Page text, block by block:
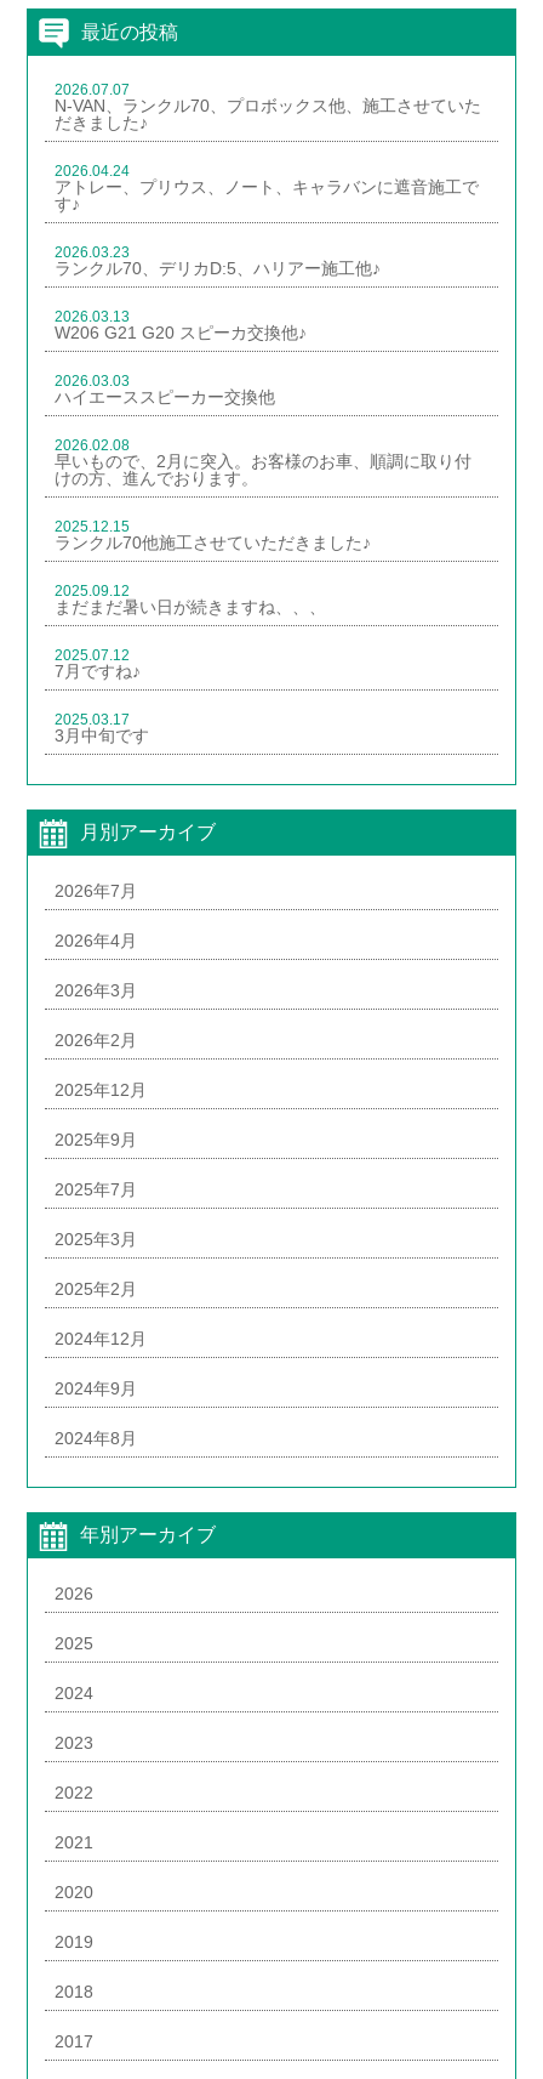
最近の投稿
2026.07.07
N-VAN、ランクル70、プロボックス他、施工させていた
だきました♪
2026.04.24
アトレー、プリウス、ノート、キャラバンに遮音施工で
す♪
2026.03.23
ランクル70、デリカD:5、ハリアー施工他♪
2026.03.13
W206 G21 G20 スピーカ交換他♪
2026.03.03
ハイエーススピーカー交換他
2026.02.08
早いもので、2月に突入。お客様のお車、順調に取り付
けの方、進んでおります。
2025.12.15
ランクル70他施工させていただきました♪
2025.09.12
まだまだ暑い日が続きますね、、、
2025.07.12
7月ですね♪
2025.03.17
3月中旬です
月別アーカイブ
2026年7月
2026年4月
2026年3月
2026年2月
2025年12月
2025年9月
2025年7月
2025年3月
2025年2月
2024年12月
2024年9月
2024年8月
年別アーカイブ
2026
2025
2024
2023
2022
2021
2020
2019
2018
2017